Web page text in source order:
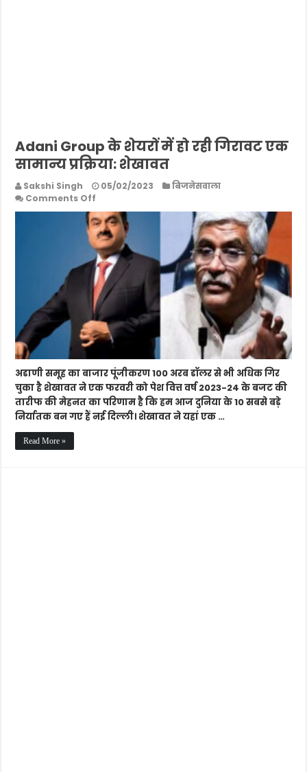
Adani Group के शेयरों में हो रही गिरावट एक
सामान्य प्रक्रिया: शेखावत
Sakshi Singh 05/02/2023
बिजनेसवाला
Comments Off
Adani
Group
के
शेयरों
में
हो
रही
गिरावट
एक
सामान्य
प्रक्रिया:
शेखावत
अडाणी समूह का बाजार पूंजीकरण 100 अरब डॉलर से भी अधिक गिर
चुका है शेखावत ने एक फरवरी को पेश वित्त वर्ष 2023-24 के बजट की
तारीफ की मेहनत का परिणाम है कि हम आज दुनिया के 10 सबसे बड़े
निर्यातक बन गए हैं नई दिल्ली। शेखावत ने यहां एक …
Read More »